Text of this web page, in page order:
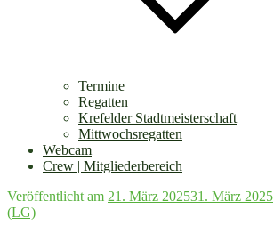
Termine
Regatten
Krefelder Stadtmeisterschaft
Mittwochsregatten
Webcam
Crew | Mitgliederbereich
Veröffentlicht am 21. März 202531. März 2025
(LG)